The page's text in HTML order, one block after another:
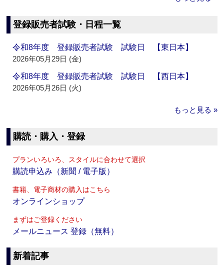
登録販売者試験・日程一覧
令和8年度 登録販売者試験 試験日 【東日本】
2026年05月29日 (金)
令和8年度 登録販売者試験 試験日 【西日本】
2026年05月26日 (火)
もっと見る »
購読・購入・登録
プランいろいろ、スタイルに合わせて選択
購読申込み（新聞 / 電子版）
書籍、電子商材の購入はこちら
オンラインショップ
まずはご登録ください
メールニュース 登録（無料）
新着記事